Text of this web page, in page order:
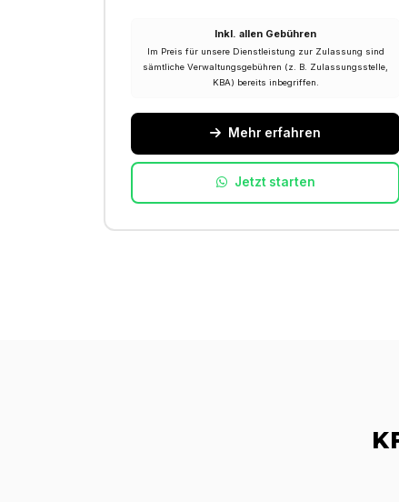
Inkl. allen Gebühren
Im Preis für unsere Dienstleistung zur Zulassung sind
sämtliche Verwaltungsgebühren (z. B. Zulassungsstelle,
KBA) bereits inbegriffen.
Mehr erfahren
Jetzt starten